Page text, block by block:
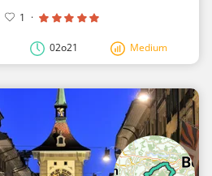
1 ·
02o21 Medium